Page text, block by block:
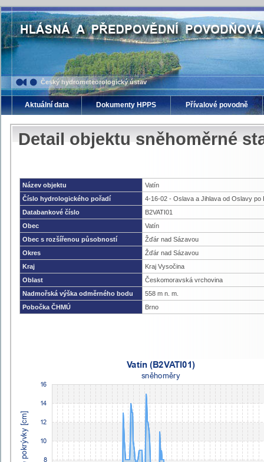
Český hydrometeorologický ústav
Aktuální data Dokumenty HPPS Přívalové povodně
Detail objektu sněhoměrné
Název objektu
Vatín
Číslo hydrologického pořadí
4-16-02 - Oslava a Jihlava od Oslavy po
Databankové číslo
B2VATI01
Obec
Vatín
Obec s rozšířenou působností
Žďár nad Sázavou
Okres
Žďár nad Sázavou
Kraj
Kraj Vysočina
Oblast
Českomoravská vrchovina
Nadmořská výška odměrného bodu
558 m n. m.
Pobočka ČHMÚ
Brno